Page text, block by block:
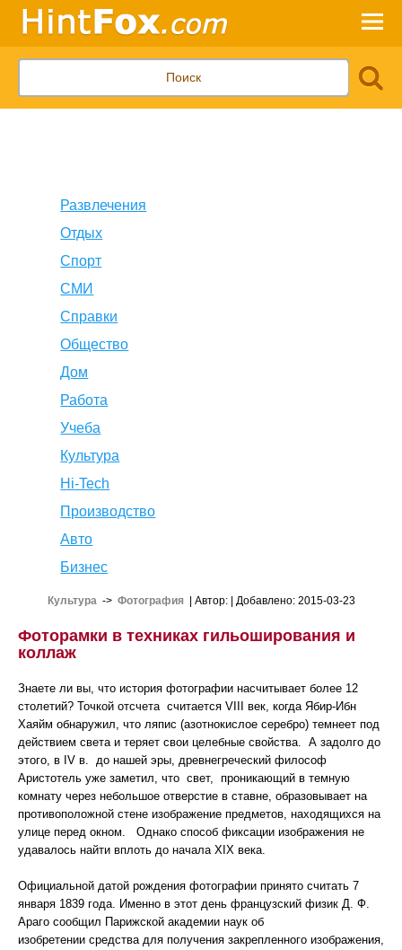
Развлечения
Отдых
Спорт
СМИ
Справки
Общество
Дом
Работа
Учеба
Культура
Hi-Tech
Производство
Авто
Бизнес
Культура-> Фотография | Автор: | Добавлено: 2015-03-23
Фоторамки в техниках гильоширования и
коллаж
Знаете ли вы, что история фотографии насчитывает более 12
столетий? Точкой отсчета считается VIII век, когда Ябир-Ибн
Хаяйм обнаружил, что ляпис (азотнокислое серебро) темнеет под
действием света и теряет свои целебные свойства. А задолго до
этого, в IV в. до нашей эры, древнегреческий философ
Аристотель уже заметил, что свет, проникающий в темную
комнату через небольшое отверстие в ставне, образовывает на
противоположной стене изображение предметов, находящихся на
улице перед окном. Однако способ фиксации изображения не
удавалось найти вплоть до начала XIX века.
Официальной датой рождения фотографии принято считать 7
января 1839 года. Именно в этот день французский физик Д. Ф.
Араго сообщил Парижской академии наук об
изобретении средства для получения закрепленного изображения,